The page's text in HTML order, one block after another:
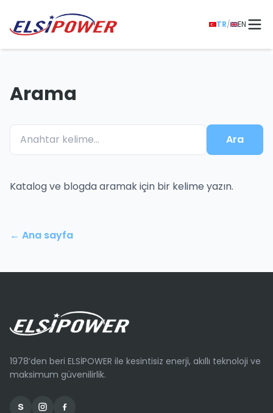
TR/ EN
Arama
Sorgu
Ara
Katalog ve blogda aramak için bir kelime yazın.
← Ana sayfa
1978’den beri ELSİPOWER ile kesintisiz enerji, akıllı teknoloji ve
maksimum güvenilirlik.